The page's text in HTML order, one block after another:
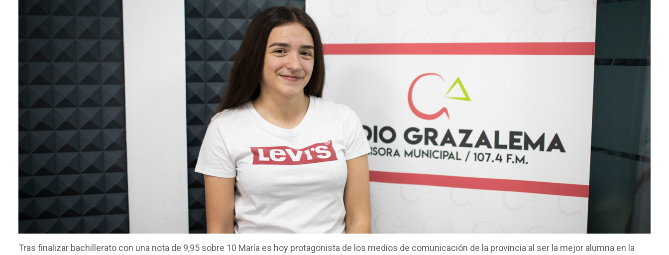
Tras finalizar bachillerato con una nota de 9,95 sobre 10 María es hoy protagonista de los medios de comunicación de la provincia al ser la mejor alumna en la